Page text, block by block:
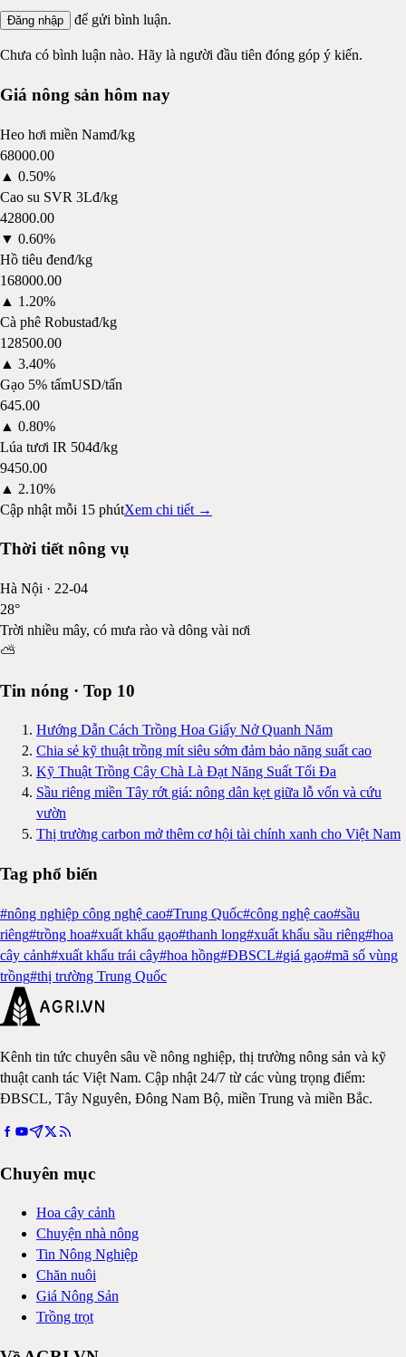
Đăng nhập để gửi bình luận.
Chưa có bình luận nào. Hãy là người đầu tiên đóng góp ý kiến.
Giá nông sản hôm nay
Heo hơi miền Namđ/kg
68000.00
▲ 0.50%
Cao su SVR 3Lđ/kg
42800.00
▼ 0.60%
Hồ tiêu đenđ/kg
168000.00
▲ 1.20%
Cà phê Robustađ/kg
128500.00
▲ 3.40%
Gạo 5% tấmUSD/tấn
645.00
▲ 0.80%
Lúa tươi IR 504đ/kg
9450.00
▲ 2.10%
Cập nhật mỗi 15 phútXem chi tiết →
Thời tiết nông vụ
Hà Nội · 22-04
28°
Trời nhiều mây, có mưa rào và dông vài nơi
⛅
Tin nóng · Top 10
Hướng Dẫn Cách Trồng Hoa Giấy Nở Quanh Năm
Chia sẻ kỹ thuật trồng mít siêu sớm đảm bảo năng suất cao
Kỹ Thuật Trồng Cây Chà Là Đạt Năng Suất Tối Đa
Sầu riêng miền Tây rớt giá: nông dân kẹt giữa lỗ vốn và cứu
vườn
Thị trường carbon mở thêm cơ hội tài chính xanh cho Việt Nam
Tag phổ biến
#nông nghiệp công nghệ cao#Trung Quốc#công nghệ cao#sầu
riêng#trồng hoa#xuất khẩu gạo#thanh long#xuất khẩu sầu riêng#hoa
cây cảnh#xuất khẩu trái cây#hoa hồng#ĐBSCL#giá gạo#mã số vùng
trồng#thị trường Trung Quốc
Kênh tin tức chuyên sâu về nông nghiệp, thị trường nông sản và kỹ
thuật canh tác Việt Nam. Cập nhật 24/7 từ các vùng trọng điểm:
ĐBSCL, Tây Nguyên, Đông Nam Bộ, miền Trung và miền Bắc.
Chuyên mục
Hoa cây cảnh
Chuyện nhà nông
Tin Nông Nghiệp
Chăn nuôi
Giá Nông Sản
Trồng trọt